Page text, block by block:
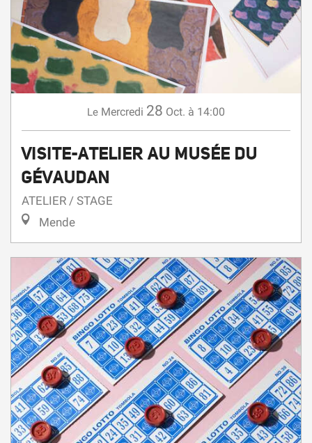
Le Mercredi 28 Oct. à 14:00
VISITE-ATELIER AU MUSÉE DU
GÉVAUDAN
ATELIER / STAGE
Mende